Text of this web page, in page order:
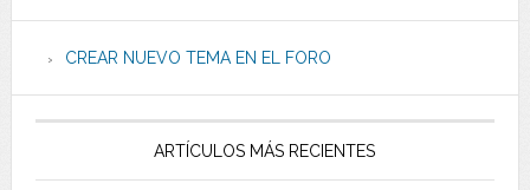
CREAR NUEVO TEMA EN EL FORO
ARTÍCULOS MÁS RECIENTES